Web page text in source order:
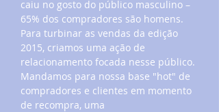
caiu no gosto do público masculino –
65% dos compradores são homens.
Para turbinar as vendas da edição
2015, criamos uma ação de
relacionamento focada nesse público.
Mandamos para nossa base "hot" de
compradores e clientes em momento
de recompra, uma